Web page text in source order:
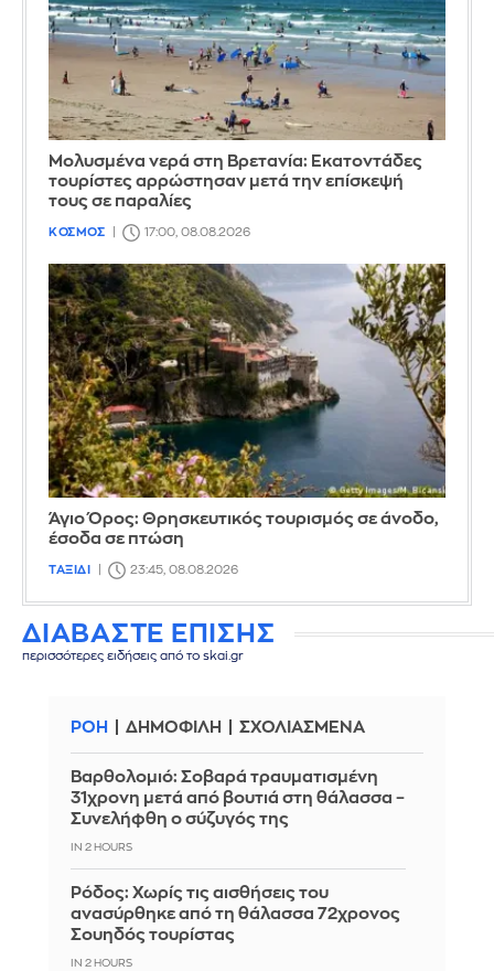
Μολυσμένα νερά στη Βρετανία: Εκατοντάδες
τουρίστες αρρώστησαν μετά την επίσκεψή
τους σε παραλίες
ΚΟΣΜΟΣ 17:00, 08.08.2026
Άγιο Όρος: Θρησκευτικός τουρισμός σε άνοδο,
έσοδα σε πτώση
ΤΑΞΙΔΙ 23:45, 08.08.2026
ΔΙΑΒΑΣΤΕ ΕΠΙΣΗΣ
περισσότερες ειδήσεις από το skai.gr
ΡΟΗ ΔΗΜΟΦΙΛΗ ΣΧΟΛΙΑΣΜΕΝΑ
Βαρθολομιό: Σοβαρά τραυματισμένη
31χρονη μετά από βουτιά στη θάλασσα –
Συνελήφθη ο σύζυγός της
IN 2 HOURS
Ρόδος: Χωρίς τις αισθήσεις του
ανασύρθηκε από τη θάλασσα 72χρονος
Σουηδός τουρίστας
IN 2 HOURS